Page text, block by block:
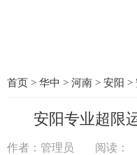
首页 > 华中 > 河南 > 安阳 >
安阳专业超限
作者：管理员 阅读：